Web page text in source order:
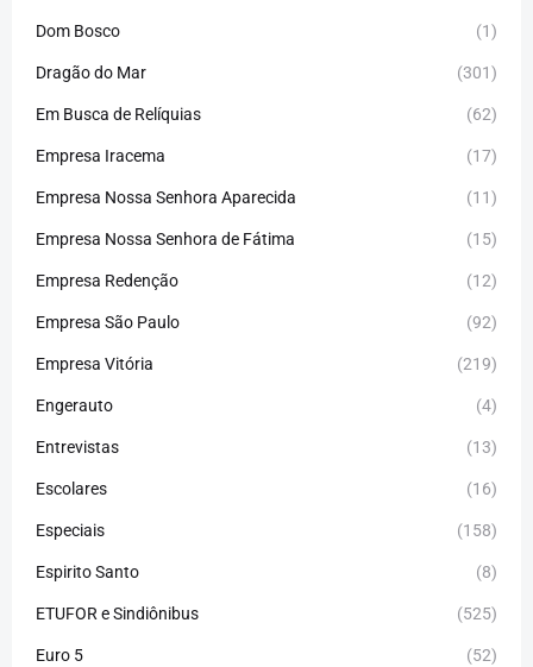
Dom Bosco (1)
Dragão do Mar (301)
Em Busca de Relíquias (62)
Empresa Iracema (17)
Empresa Nossa Senhora Aparecida (11)
Empresa Nossa Senhora de Fátima (15)
Empresa Redenção (12)
Empresa São Paulo (92)
Empresa Vitória (219)
Engerauto (4)
Entrevistas (13)
Escolares (16)
Especiais (158)
Espirito Santo (8)
ETUFOR e Sindiônibus (525)
Euro 5 (52)